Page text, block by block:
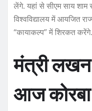
लेंगे. यहां से सीएम साय
विश्वविद्यालय में आयजित
“कायाकल्प” में शिरकत करेंगे.
मंत्री
आज